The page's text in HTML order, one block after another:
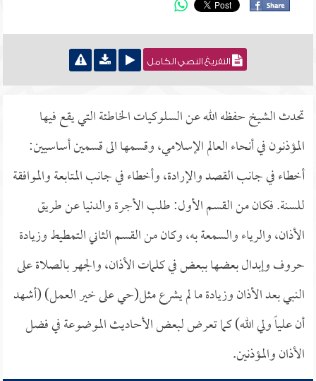
التفريغ النصي الكامل
تحدث الشيخ حفظه الله عن السلوكيات الخاطئة التي يقع فيها
المؤذنون في أنحاء العالم الإسلامي، وقسمها الى قسمين أساسيين:
أخطاء في جانب القصد والإرادة، وأخطاء في جانب المتابعة والموافقة
للسنة. فكان من القسم الأول: طلب الأجرة والدنيا عن طريق
الأذان، والرياء والسمعة به، وكان من القسم الثاني التمطيط وزيادة
حروف وإبدال بعضها ببعض في كلمات الأذان، والجهر بالصلاة على
النبي بعد الأذان وزيادة ما لم يشرع مثل(حي على خير العمل) (أشهد
أن علياً ولي الله) كما تعرض لبعض الأحاديث الموضوعة في فضل
الأذان والمؤذنين.